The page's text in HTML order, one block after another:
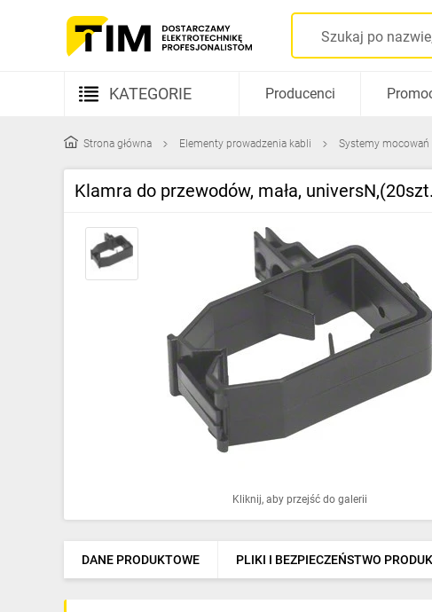
KATEGORIE
Kable i przewody
Rozdzielnice i obudowy
Elementy prowadzenia kabli
Oprawy oświetleniowe
Ogrzewanie
Elektronarzędzia i mierniki
Producenci
Strona główna Elementy prowadzenia kabli Systemy mocowań
Klamra do przewodów, mała,
Kliknij, aby przejść do galerii
DANE PRODUKTOWE PLIKI I BEZPIECZEŃSTWO